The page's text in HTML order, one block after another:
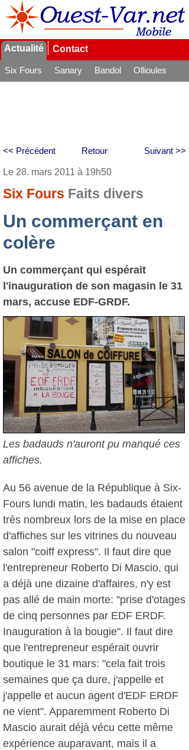
Actualité Contact
Six Fours Sanary Bandol
Ollioules
Retour
<< Précédent Suivant >>
Le 28. mars 2011 à 19h50
Six Fours Faits divers
Un commerçant en
colère
Un commerçant qui espérait
l'inauguration de son magasin le 31
mars, accuse EDF-GRDF.
Les badauds n'auront pu manqué ces
affiches.
Au 56 avenue de la République à Six-
Fours lundi matin, les badauds étaient
très nombreux lors de la mise en place
d'affiches sur les vitrines du nouveau
salon "coiff express". Il faut dire que
l'entrepreneur Roberto Di Mascio, qui
a déjà une dizaine d'affaires, n'y est
pas allé de main morte: "prise d'otages
de cinq personnes par EDF ERDF.
Inauguration à la bougie". Il faut dire
que l'entrepreneur espérait ouvrir
boutique le 31 mars: "cela fait trois
semaines que ça dure, j'appelle et
j'appelle et aucun agent d'EDF ERDF
ne vient". Apparemment Roberto Di
Mascio aurait déjà vécu cette même
expérience auparavant, mais il a